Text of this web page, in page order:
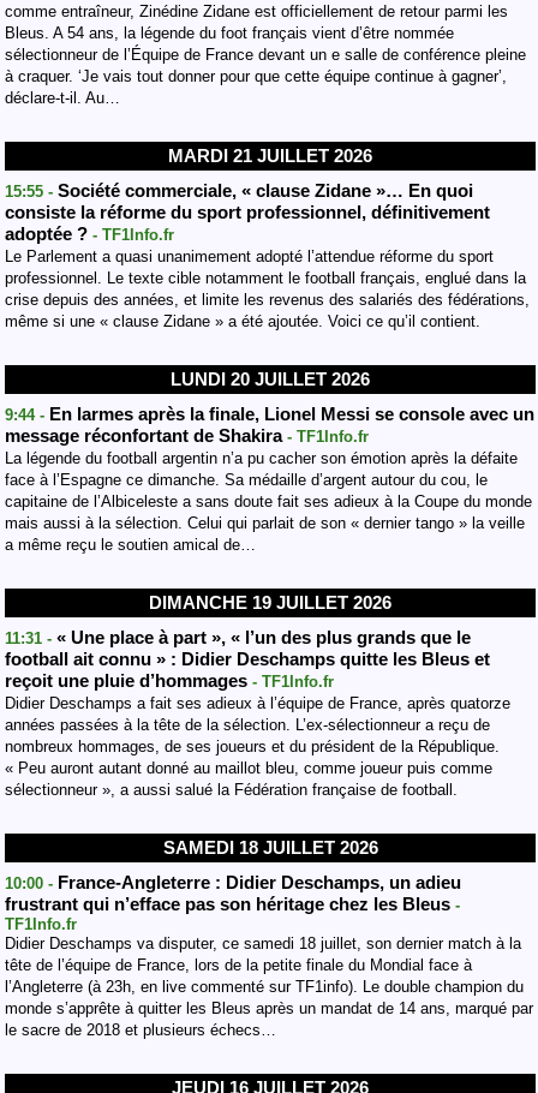
comme entraîneur, Zinédine Zidane est officiellement de retour parmi les
Bleus. A 54 ans, la légende du foot français vient d’être nommée
sélectionneur de l’Équipe de France devant un e salle de conférence pleine
à craquer. ‘Je vais tout donner pour que cette équipe continue à gagner’,
déclare-t-il. Au…
MARDI 21 JUILLET 2026
15:55 - Société commerciale, « clause Zidane »… En quoi
consiste la réforme du sport professionnel, définitivement
adoptée ? - TF1Info.fr
Le Parlement a quasi unanimement adopté l’attendue réforme du sport
professionnel. Le texte cible notamment le football français, englué dans la
crise depuis des années, et limite les revenus des salariés des fédérations,
même si une « clause Zidane » a été ajoutée. Voici ce qu’il contient.
LUNDI 20 JUILLET 2026
9:44 - En larmes après la finale, Lionel Messi se console avec un
message réconfortant de Shakira - TF1Info.fr
La légende du football argentin n’a pu cacher son émotion après la défaite
face à l’Espagne ce dimanche. Sa médaille d’argent autour du cou, le
capitaine de l’Albiceleste a sans doute fait ses adieux à la Coupe du monde
mais aussi à la sélection. Celui qui parlait de son « dernier tango » la veille
a même reçu le soutien amical de…
DIMANCHE 19 JUILLET 2026
11:31 - « Une place à part », « l’un des plus grands que le
football ait connu » : Didier Deschamps quitte les Bleus et
reçoit une pluie d’hommages - TF1Info.fr
Didier Deschamps a fait ses adieux à l’équipe de France, après quatorze
années passées à la tête de la sélection. L’ex-sélectionneur a reçu de
nombreux hommages, de ses joueurs et du président de la République.
« Peu auront autant donné au maillot bleu, comme joueur puis comme
sélectionneur », a aussi salué la Fédération française de football.
SAMEDI 18 JUILLET 2026
10:00 - France-Angleterre : Didier Deschamps, un adieu
frustrant qui n’efface pas son héritage chez les Bleus -
TF1Info.fr
Didier Deschamps va disputer, ce samedi 18 juillet, son dernier match à la
tête de l’équipe de France, lors de la petite finale du Mondial face à
l’Angleterre (à 23h, en live commenté sur TF1info). Le double champion du
monde s’apprête à quitter les Bleus après un mandat de 14 ans, marqué par
le sacre de 2018 et plusieurs échecs…
JEUDI 16 JUILLET 2026